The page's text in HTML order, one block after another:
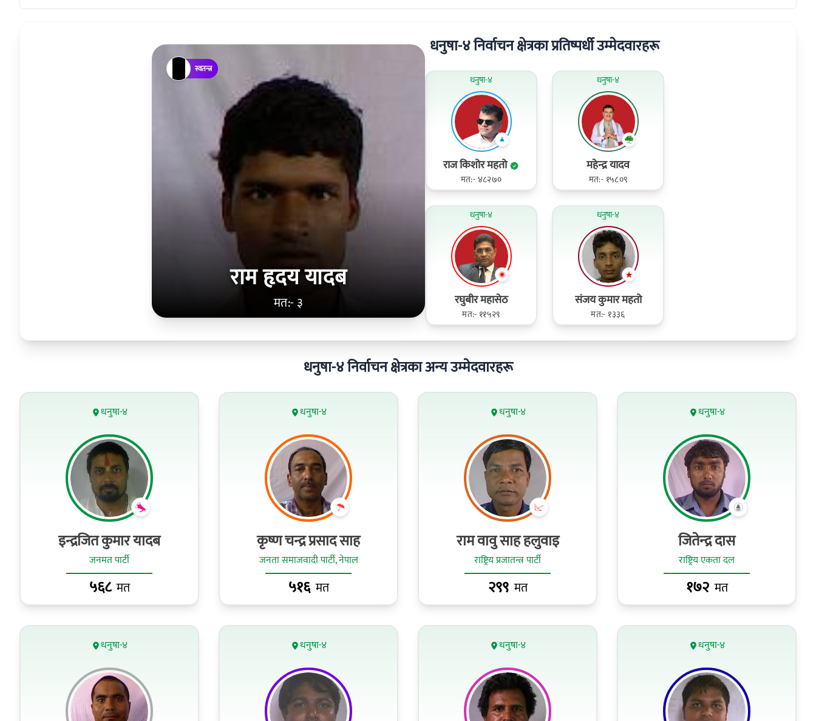
राम हृदय यादब
मत:- ३
स्वतन्त्र
धनुषा-४ निर्वाचन क्षेत्रका प्रतिष्पर्धी उम्मेदवारहरू
धनुषा-४
राज किशोर महतो
मत:- ४८२७०
धनुषा-४
महेन्द्र यादव
मत:- १५८०९
धनुषा-४
रघुबीर महासेठ
मत:- ११५२९
धनुषा-४
संजय कुमार महतो
मत:- १३३६
धनुषा-४ निर्वाचन क्षेत्रका अन्य उम्मेदवारहरू
धनुषा-४
इन्द्रजित कुमार यादब
जनमत पार्टी
५६८मत
धनुषा-४
कृष्ण चन्द्र प्रसाद साह
जनता समाजवादी पार्टी, नेपाल
५१६ मत
धनुषा-४
राम वावु साह हलुवाइ
राष्ट्रिय प्रजातन्त्र पार्टी
२९९ मत
धनुषा-४
जितेन्‍द्र दास
राष्ट्रिय एकता दल
१७२ मत
धनुषा-४ धनुषा-४ धनुषा-४ धनुषा-४